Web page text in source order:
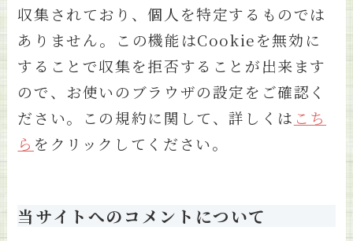
収集されており、個人を特定するものでは
ありません。この機能はCookieを無効に
することで収集を拒否することが出来ます
ので、お使いのブラウザの設定をご確認く
ださい。この規約に関して、詳しくは こち
ら をクリックしてください。
当サイトへのコメントについて